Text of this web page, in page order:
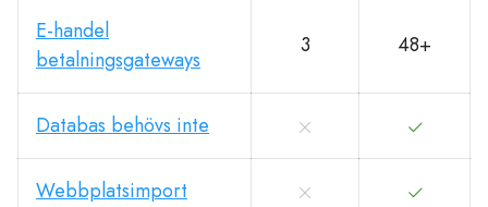
E-handel
betalningsgateways
3 48+
Databas behövs inte
Webbplatsimport